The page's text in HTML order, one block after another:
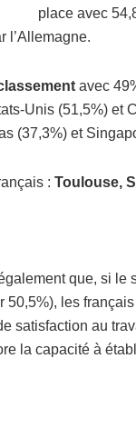
place avec
l’Allemagne.
avec
Unis (51,5%) et
(37,3%) et
: Toulouse,
que, si
50,5%), les
satisfaction au
la capacité à